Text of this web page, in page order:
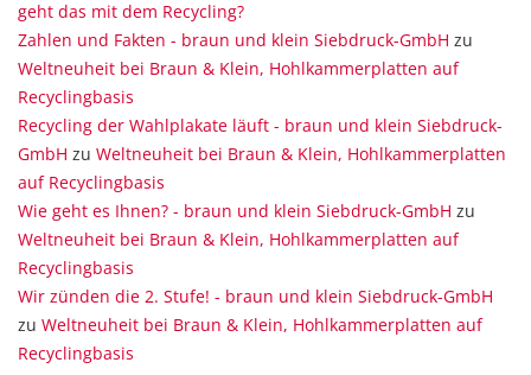
geht das mit dem Recycling?
Zahlen und Fakten - braun und klein Siebdruck-GmbH zu
Weltneuheit bei Braun & Klein, Hohlkammerplatten auf
Recyclingbasis
Recycling der Wahlplakate läuft - braun und klein Siebdruck-
GmbH zu Weltneuheit bei Braun & Klein, Hohlkammerplatten
auf Recyclingbasis
Wie geht es Ihnen? - braun und klein Siebdruck-GmbH zu
Weltneuheit bei Braun & Klein, Hohlkammerplatten auf
Recyclingbasis
Wir zünden die 2. Stufe! - braun und klein Siebdruck-GmbH
zu Weltneuheit bei Braun & Klein, Hohlkammerplatten auf
Recyclingbasis